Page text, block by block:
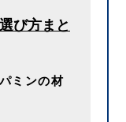
び方まと
ミンの材